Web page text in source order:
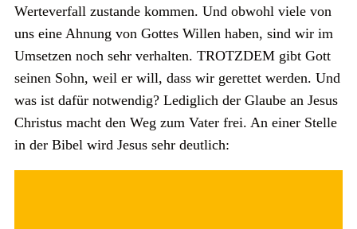
Werteverfall zustande kommen. Und obwohl viele von
uns eine Ahnung von Gottes Willen haben, sind wir im
Umsetzen noch sehr verhalten. TROTZDEM gibt Gott
seinen Sohn, weil er will, dass wir gerettet werden. Und
was ist dafür notwendig? Lediglich der Glaube an Jesus
Christus macht den Weg zum Vater frei. An einer Stelle
in der Bibel wird Jesus sehr deutlich: